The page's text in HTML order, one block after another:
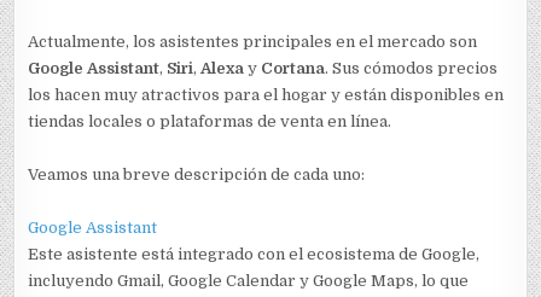
Actualmente, los asistentes principales en el mercado son
Google Assistant, Siri,Alexa y Cortana. Sus cómodos precios
los hacen muy atractivos para el hogar y están disponibles en
tiendas locales o plataformas de venta en línea.
Veamos una breve descripción de cada uno:
Google Assistant
Este asistente está integrado con el ecosistema de Google,
incluyendo Gmail, Google Calendar y Google Maps, lo que